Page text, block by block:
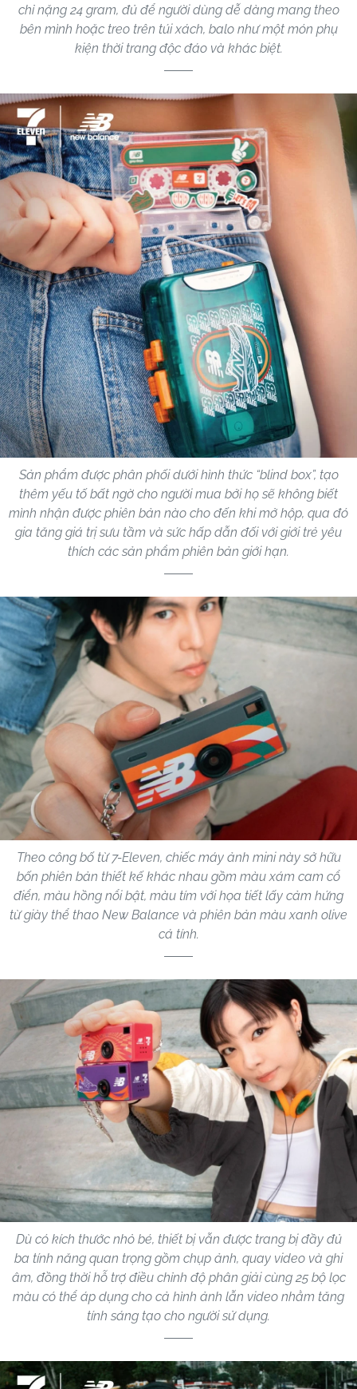
chỉ nặng 24 gram, đủ để người dùng dễ dàng mang theo
bên mình hoặc treo trên túi xách, balo như một món phụ
kiện thời trang độc đáo và khác biệt.
Sản phẩm được phân phối dưới hình thức “blind box”, tạo
thêm yếu tố bất ngờ cho người mua bởi họ sẽ không biết
mình nhận được phiên bản nào cho đến khi mở hộp, qua đó
gia tăng giá trị sưu tầm và sức hấp dẫn đối với giới trẻ yêu
thích các sản phẩm phiên bản giới hạn.
Theo công bố từ 7-Eleven, chiếc máy ảnh mini này sở hữu
bốn phiên bản thiết kế khác nhau gồm màu xám cam cổ
điển, màu hồng nổi bật, màu tím với họa tiết lấy cảm hứng
từ giày thể thao New Balance và phiên bản màu xanh olive
cá tính.
Dù có kích thước nhỏ bé, thiết bị vẫn được trang bị đầy đủ
ba tính năng quan trọng gồm chụp ảnh, quay video và ghi
âm, đồng thời hỗ trợ điều chỉnh độ phân giải cùng 25 bộ lọc
màu có thể áp dụng cho cả hình ảnh lẫn video nhằm tăng
tính sáng tạo cho người sử dụng.